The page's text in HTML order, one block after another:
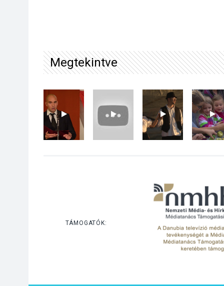
Megtekintve
TÁMOGATÓK: